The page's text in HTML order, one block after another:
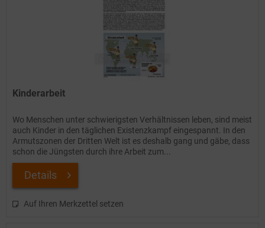
Kinderarbeit
Wo Menschen unter schwierigsten Verhältnissen leben, sind meist
auch Kinder in den täglichen Existenzkampf eingespannt. In den
Armutszonen der Dritten Welt ist es deshalb gang und gäbe, dass
schon die Jüngsten durch ihre Arbeit zum...
Details
Auf Ihren Merkzettel setzen